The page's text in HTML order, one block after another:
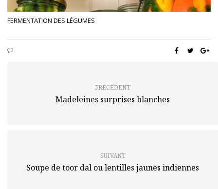
FERMENTATION DES LÉGUMES
PRÉCÉDENT
Madeleines surprises blanches
SUIVANT
Soupe de toor dal ou lentilles jaunes indiennes